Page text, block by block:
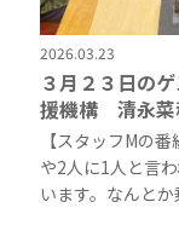
2026.03.23
３月２３日の
援機構 清永
【スタッフMの
や2人に1人と言
います。なんと